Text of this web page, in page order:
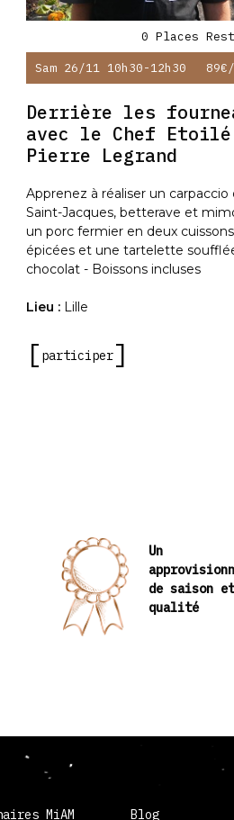
0 Places
Sam 26/11 10h30-12h30 89€
Derrière les
avec le Chef Etoilé
Pierre Legrand
Apprenez à réaliser un carpaccio
Saint-Jacques, betterave et
un porc fermier en deux
épicées et une tartelette
chocolat - Boissons incluses
Lieu : Lille
participer
Un
de saison
qualité
MiAM Blog